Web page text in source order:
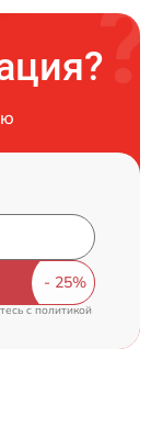
c политикой